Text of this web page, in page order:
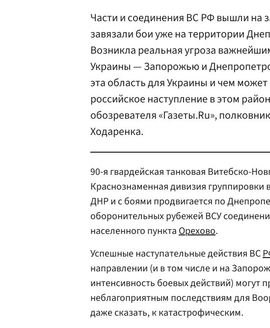
Части и соединения ВС РФ вышли на
завязали бои уже на территории
Возникла реальная угроза
Украины — Запорожью и
эта область для Украины и чем
российское наступление в этом
обозревателя «Газеты.Ru»,
Ходаренка.
90-я гвардейская танковая Витебско-
Краснознаменная дивизия группировки
ДНР и с боями продвигается по
оборонительных рубежей ВСУ
населенного пунктаОрехово.
Успешные наступательные действия ВС
направлении (и в том числе и на
интенсивность боевых действий) могут
неблагоприятным последствиям для
даже сказать, к катастрофическим.